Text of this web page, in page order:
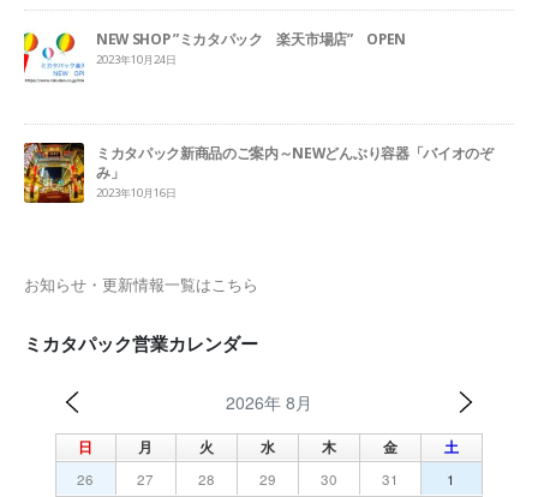
NEW SHOP ”ミカタパック 楽天市場店” OPEN
2023年10月24日
ミカタパック新商品のご案内～NEWどんぶり容器「バイオのぞ
み」
2023年10月16日
お知らせ・更新情報一覧はこちら
ミカタパック営業カレンダー
2026年 8月
日 月 火 水 木 金 土
26 27 28 29 30 31 1